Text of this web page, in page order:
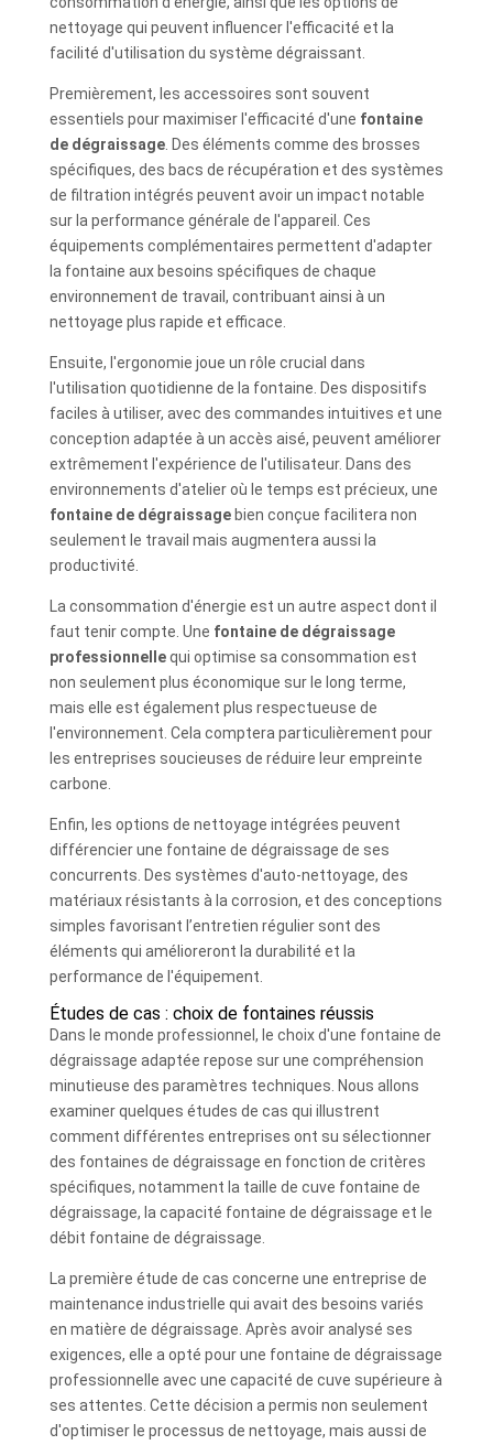
nettoyage qui peuvent influencer l'efficacité et la
facilité d'utilisation du système dégraissant.
Premièrement, les accessoires sont souvent
essentiels pour maximiser l'efficacité d'une fontaine
de dégraissage. Des éléments comme des brosses
spécifiques, des bacs de récupération et des systèmes
de filtration intégrés peuvent avoir un impact notable
sur la performance générale de l'appareil. Ces
équipements complémentaires permettent d'adapter
la fontaine aux besoins spécifiques de chaque
environnement de travail, contribuant ainsi à un
nettoyage plus rapide et efficace.
Ensuite, l'ergonomie joue un rôle crucial dans
l'utilisation quotidienne de la fontaine. Des dispositifs
faciles à utiliser, avec des commandes intuitives et une
conception adaptée à un accès aisé, peuvent améliorer
extrêmement l'expérience de l'utilisateur. Dans des
environnements d'atelier où le temps est précieux, une
fontaine de dégraissagebien conçue facilitera non
seulement le travail mais augmentera aussi la
productivité.
La consommation d'énergie est un autre aspect dont il
faut tenir compte. Une fontaine de dégraissage
professionnellequi optimise sa consommation est
non seulement plus économique sur le long terme,
mais elle est également plus respectueuse de
l'environnement. Cela comptera particulièrement pour
les entreprises soucieuses de réduire leur empreinte
carbone.
Enfin, les options de nettoyage intégrées peuvent
différencier une fontaine de dégraissage de ses
concurrents. Des systèmes d'auto-nettoyage, des
matériaux résistants à la corrosion, et des conceptions
simples favorisant l’entretien régulier sont des
éléments qui amélioreront la durabilité et la
performance de l'équipement.
Études de cas : choix de fontaines réussis
Dans le monde professionnel, le choix d'une fontaine de
dégraissage adaptée repose sur une compréhension
minutieuse des paramètres techniques. Nous allons
examiner quelques études de cas qui illustrent
comment différentes entreprises ont su sélectionner
des fontaines de dégraissage en fonction de critères
spécifiques, notamment la taille de cuve fontaine de
dégraissage, la capacité fontaine de dégraissage et le
débit fontaine de dégraissage.
La première étude de cas concerne une entreprise de
maintenance industrielle qui avait des besoins variés
en matière de dégraissage. Après avoir analysé ses
exigences, elle a opté pour une fontaine de dégraissage
professionnelle avec une capacité de cuve supérieure à
ses attentes. Cette décision a permis non seulement
d'optimiser le processus de nettoyage, mais aussi de